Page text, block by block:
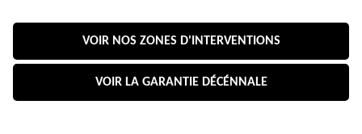
VOIR NOS ZONES D'INTERVENTIONS
VOIR LA GARANTIE DÉCÉNNALE